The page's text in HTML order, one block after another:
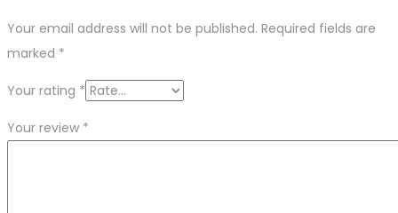
Your email address will not be published. Required fields are
marked *
Your rating *
Your review *